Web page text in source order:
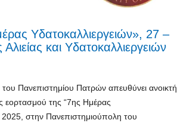
Υδατοκαλλιεργειών», 27 –
και Υδατοκαλλιεργειών
Πανεπιστημίου Πατρών απευθύνει ανοικτή
εορτασμού της “7ης Ημέρας
στην Πανεπιστημιούπολη του